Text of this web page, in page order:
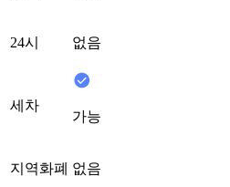
24시 없음
세차
가능
지역화폐 없음